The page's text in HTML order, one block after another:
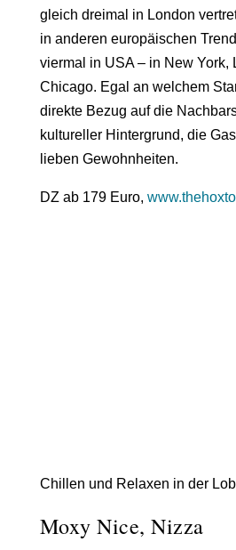
gleich dreimal in London
in anderen europäischen
viermal in USA – in New York,
Chicago. Egal an welchem
direkte Bezug auf die
kultureller Hintergrund, die
lieben Gewohnheiten.
DZ ab 179 Euro,
Chillen und Relaxen in der
Moxy Nice, Nizza